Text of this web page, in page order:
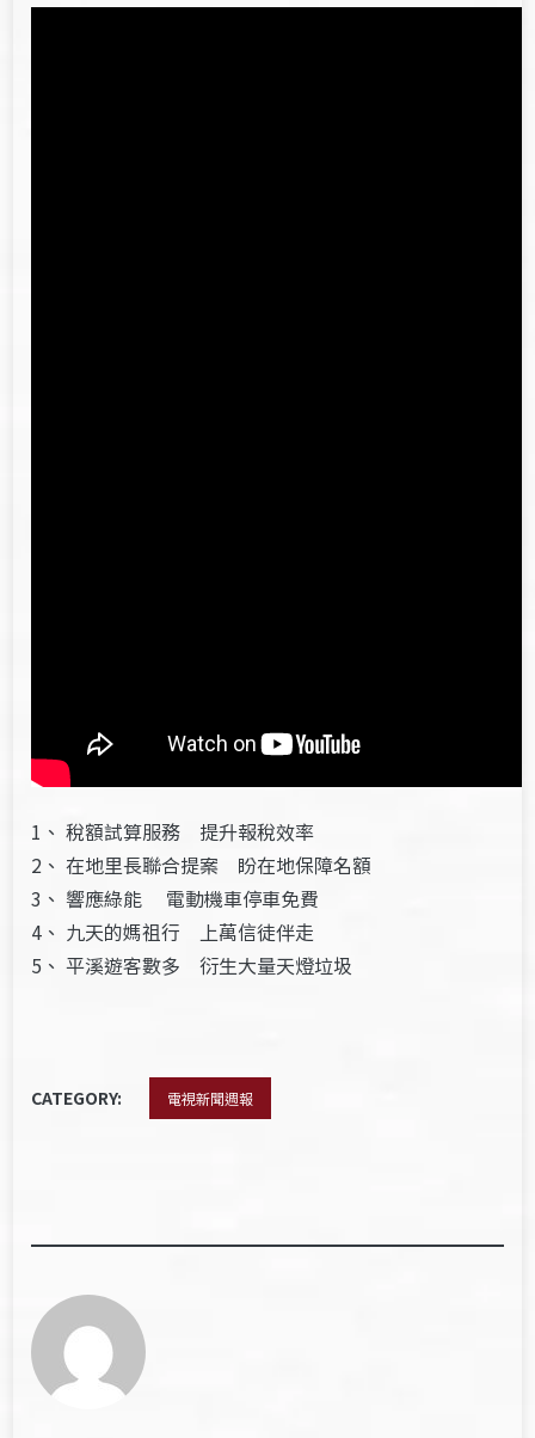
1、 稅額試算服務 提升報稅效率
2、 在地里長聯合提案 盼在地保障名額
3、 響應綠能 電動機車停車免費
4、 九天的媽祖行 上萬信徒伴走
5、 平溪遊客數多 衍生大量天燈垃圾
CATEGORY: 電視新聞週報